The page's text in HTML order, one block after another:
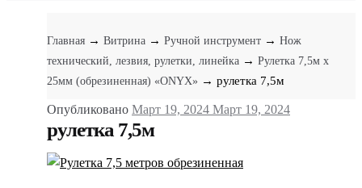
Главная → Витрина → Ручной инструмент → Нож
технический, лезвия, рулетки, линейка → Рулетка 7,5м х
25мм (обрезиненная) «ONYX» → рулетка 7,5м
Опубликовано Март 19, 2024 Март 19, 2024
рулетка 7,5м